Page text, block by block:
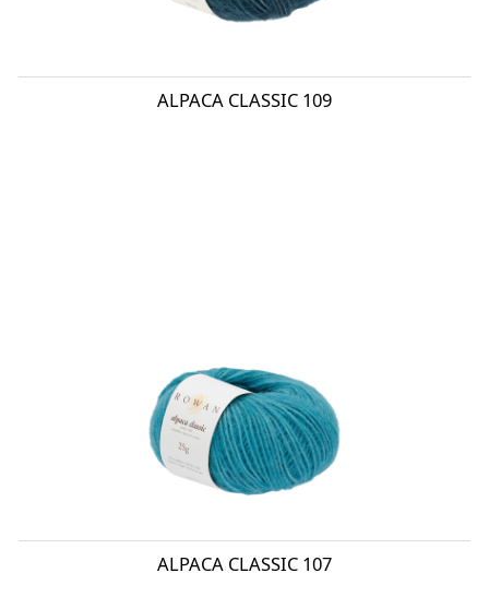
ALPACA CLASSIC 109
ALPACA CLASSIC 107